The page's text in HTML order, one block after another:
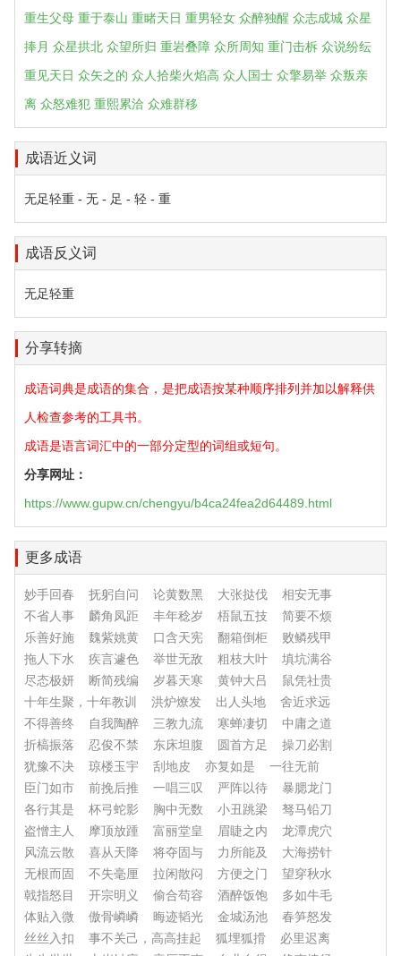
重生父母 重于泰山 重睹天日 重男轻女 众醉独醒 众志成城 众星
捧月 众星拱北 众望所归 重岩叠障 众所周知 重门击柝 众说纷纭
重见天日 众矢之的 众人拾柴火焰高 众人国士 众擎易举 众叛亲
离 众怒难犯 重熙累洽 众难群移
成语近义词
无足轻重 - 无 - 足 - 轻 - 重
成语反义词
无足轻重
分享转摘
成语词典是成语的集合，是把成语按某种顺序排列并加以解释供
人检查参考的工具书。
成语是语言词汇中的一部分定型的词组或短句。
分享网址：
https://www.gupw.cn/chengyu/b4ca24fea2d64489.html
更多成语
妙手回春 抚躬自问 论黄数黑 大张挞伐
相安无事
不省人事
麟角凤距 丰年稔岁 梧鼠五技
简要不烦
乐善好施
魏紫姚黄 口含天宪 翻箱倒柜
败鳞残甲
拖人下水
疾言遽色 举世无敌 粗枝大叶
填坑满谷
尽态极妍
断简残编 岁暮天寒 黄钟大吕
鼠凭社贵
十年生聚，十年教训
洪炉燎发 出人头地
舍近求远
不得善终
自我陶醉 三教九流 寒蝉凄切
中庸之道
折槁振落
忍俊不禁 东床坦腹 圆首方足
操刀必割
犹豫不决
琼楼玉宇 刮地皮 亦复如是
一往无前
臣门如市
前挽后推 一唱三叹 严阵以待
暴腮龙门
各行其是
杯弓蛇影 胸中无数 小丑跳梁
驽马铅刀
盗憎主人
摩顶放踵 富丽堂皇 眉睫之内
龙潭虎穴
风流云散
喜从天降 将夺固与 力所能及
大海捞针
无根而固
不失毫厘 拉闲散闷 方便之门
望穿秋水
戟指怒目
开宗明义 偷合苟容 酒醉饭饱
多如牛毛
体贴入微
傲骨嶙嶙 晦迹韬光 金城汤池
春笋怒发
丝丝入扣
事不关己，高高挂起 狐埋狐搰
必里迟离